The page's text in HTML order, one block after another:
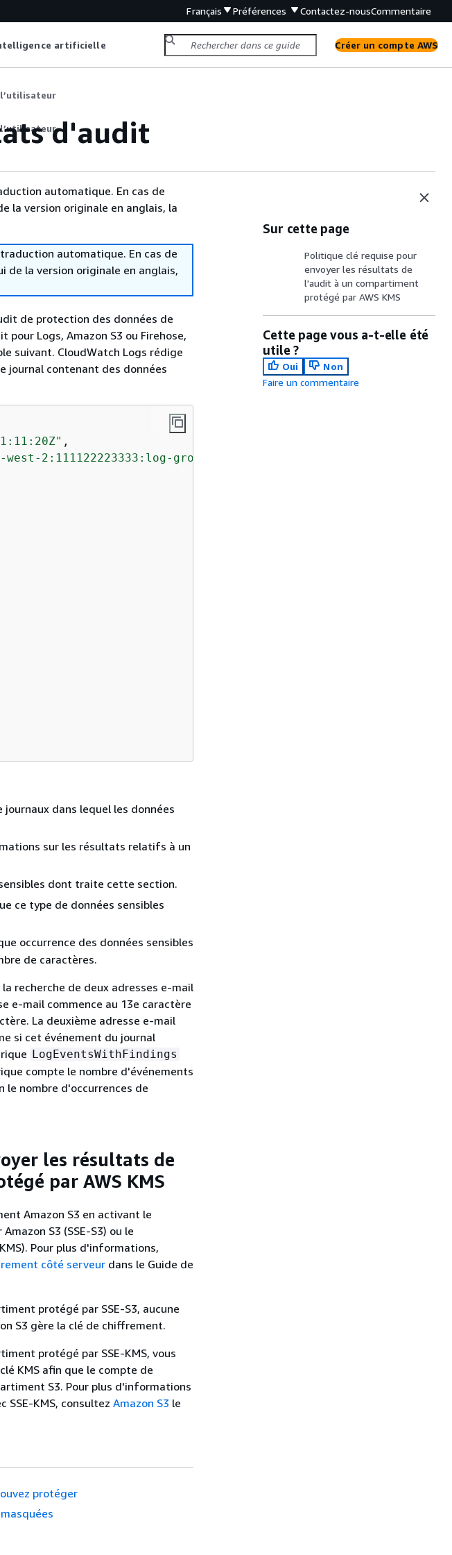
Français Préférences Contactez-nousCommentaire
artificielle Créer un compte AWS
d'audit
automatique. En cas de
la version originale en anglais, la
automatique. En cas de
la version originale en anglais,
de protection des données de
Logs, Amazon S3 ou Firehose,
suivant. CloudWatch Logs rédige
journal contenant des données
,
2:111122223333:log-group:/aws/lambda/MyLogGroup:*"
dans lequel les données
sur les résultats relatifs à un
dont traite cette section.
ce type de données sensibles
occurrence des données sensibles
de caractères.
recherche de deux adresses e-mail
e-mail commence au 13e caractère
La deuxième adresse e-mail
si cet événement du journal
LogEventsWithFindings
compte le nombre d'événements
le nombre d'occurrences de
les résultats de
par AWS KMS
Amazon S3 en activant le
S3 (SSE-S3) ou le
Pour plus d'informations,
côté serveur dans le Guide de
protégé par SSE-S3, aucune
S3 gère la clé de chiffrement.
protégé par SSE-KMS, vous
KMS afin que le compte de
S3. Pour plus d'informations
SSE-KMS, consultez Amazon S3 le
Sur cette page
Politique clé requise pour
envoyer les résultats de
l'audit à un compartiment
protégé par AWS KMS
Cette page vous a-t-elle été
utile ?
Oui
Non
Faire un commentaire
protéger